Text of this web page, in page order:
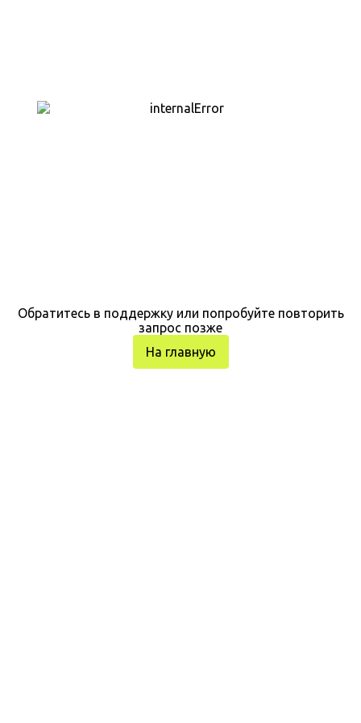
Обратитесь в поддержку или попробуйте повторить
запрос позже
На главную